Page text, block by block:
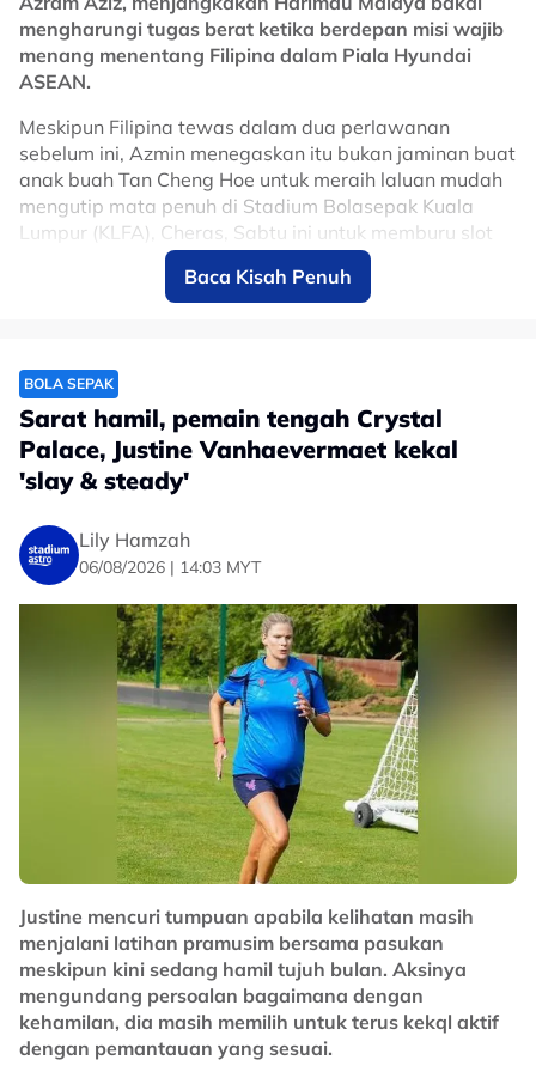
mengharungi tugas berat ketika berdepan misi wajib
menang menentang Filipina dalam Piala Hyundai
ASEAN.
Meskipun Filipina tewas dalam dua perlawanan
sebelum ini, Azmin menegaskan itu bukan jaminan buat
anak buah Tan Cheng Hoe untuk meraih laluan mudah
mengutip mata penuh di Stadium Bolasepak Kuala
Lumpur (KLFA), Cheras, Sabtu ini untuk memburu slot
ke separuh akhir.
Azmin percaya di sebalik ketiadaan dua tonggak
merupakan peluang terbaik buat barisan pemain sedia
ada bagi membuktikan kemampuan mereka di pentas
antarabangsa.
"Kita tiada pilihan lain lagi.
"Filipina hanya kalah 0-1 kepada Thailand jadi
perlawanan ini akan menjadi sengit tapi kita tiada
pilihan, selain memungut tiga mata.
"Malaysia terasa kehilangan kedua-dua pemain ini
tetapi ia akan beri peluang kepada rakan sepasukan
untuk melakukan sesuatu.
"Walaupun tampak agak mustahil Myanmar boleh
kejutkan Thailand tapi dalam bola sepak apa-apa
boleh berlaku," katanya.
No node context available.
Related Topics
#Harimau Malaya #bola sepak
Baca Kisah Penuh
BOLA SEPAK
Sarat hamil, pemain tengah Crystal
Palace, Justine Vanhaevermaet kekal
'slay & steady'
Lily Hamzah
06/08/2026 | 14:03 MYT
Justine mencuri tumpuan apabila kelihatan masih
menjalani latihan pramusim bersama pasukan
meskipun kini sedang hamil tujuh bulan. Aksinya
mengundang persoalan bagaimana dengan
kehamilan, dia masih memilih untuk terus kekql aktif
dengan pemantauan yang sesuai.